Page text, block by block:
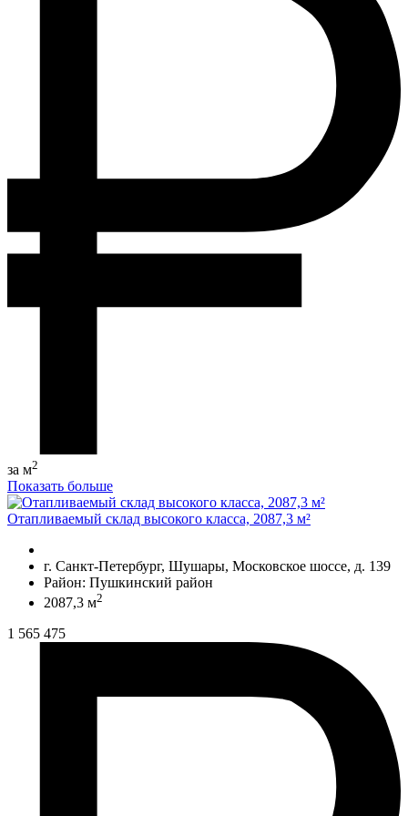
за м2
Показать больше
Отапливаемый склад высокого класса, 2087,3 м²
г. Санкт-Петербург, Шушары, Московское шоссе, д. 139
Район: Пушкинский район
2087,3 м2
1 565 475